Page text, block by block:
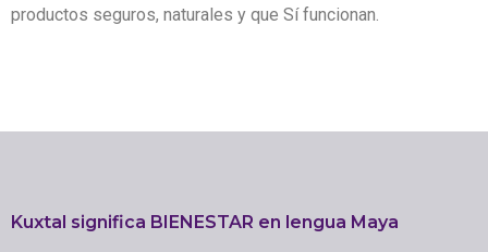
productos seguros, naturales y que Sí funcionan.
Kuxtal significa BIENESTAR en lengua Maya